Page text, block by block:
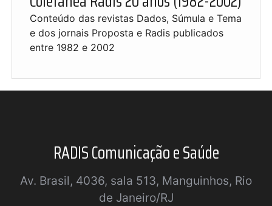
Conteúdo das revistas Dados, Súmula e Tema
e dos jornais Proposta e Radis publicados
entre 1982 e 2002
RADIS Comunicação e Saúde
Av. Brasil, 4036, sala 513, Manguinhos, Rio
de Janeiro/RJ